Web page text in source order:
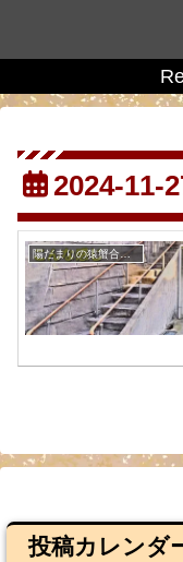
2024-11-
陽だまりの猿蟹合戦の庭に
投稿カレンダ